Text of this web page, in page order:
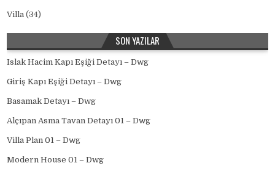
Villa (34)
SON YAZILAR
Islak Hacim Kapı Eşiği Detayı – Dwg
Giriş Kapı Eşiği Detayı – Dwg
Basamak Detayı – Dwg
Alçıpan Asma Tavan Detayı 01 – Dwg
Villa Plan 01 – Dwg
Modern House 01 – Dwg